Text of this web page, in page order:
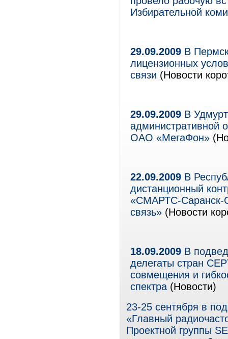
Избирательной
29.09.2009 В
лицензионных
связи (Новости
29.09.2009 В
административной
ОАО «МегаФон»
22.09.2009 В
дистанционный
«СМАРТС-Саранск-
связь» (Новости
18.09.2009 В
делегаты стран
совмещения и
спектра (Новости)
23-25 сентября в
«Главный
Проектной группы